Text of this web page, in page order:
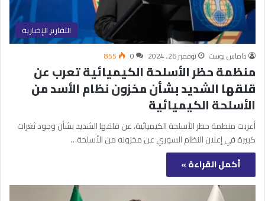
التقارير الإخبارية
داماس بوست نوفمبر 26, 2024 0
855
منظمة حظر الأسلحة الكيميائية تعرب عن
قلقها الشديد بشأن مخزون نظام الأسد من
الأسلحة الكيميائية
أعربت منظمة حظر الأسلحة الكيميائية، عن قلقها الشديد بشأن وجود ثغرات
كبيرة في إعلان النظام السوري عن مخزونه من الأسلحة…
أكمل القراءة »